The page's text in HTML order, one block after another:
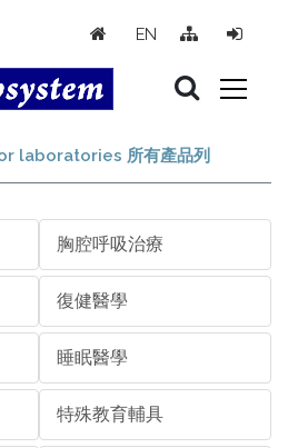
EN
laboratories 所有產品列
胸腔呼吸治療
復健醫學
睡眠醫學
特殊教育輔具